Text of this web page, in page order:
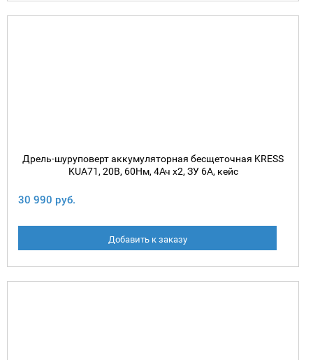
Дрель-шуруповерт аккумуляторная бесщеточная KRESS
KUA71, 20В, 60Нм, 4Ач x2, ЗУ 6A, кейс
30 990 руб.
Добавить к заказу